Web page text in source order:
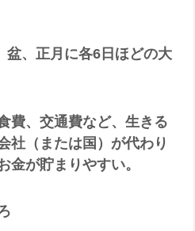
盆、正月に各6日ほどの大
費、交通費など、生きる
社（または国）が代わり
金が貯まりやすい。